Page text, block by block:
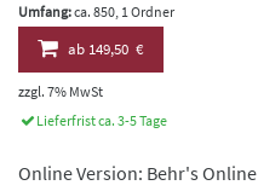
Umfang:ca. 850, 1 Ordner
ab149,50 €
zzgl. 7% MwSt
Lieferfrist ca. 3-5 Tage
Online Version: Behr's Online